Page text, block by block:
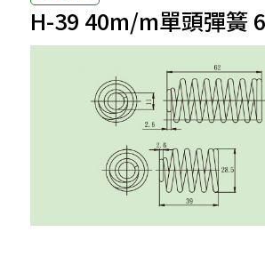
H-39 40m/m單頭彈簧